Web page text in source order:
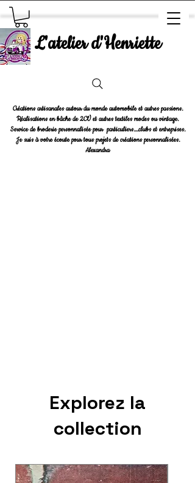
L'atelier d'Henriette
Créations artisanales autour du monde automobile et autres passions.
Réalisations en bâche de 2CV et autres textiles modes ou vintage.
Service de broderie personnalisée pour particuliers....clubs et entreprises.
Je suis à votre écoute pour tous projets de créations personnalisées.
Alexandra
Explorez la
collection